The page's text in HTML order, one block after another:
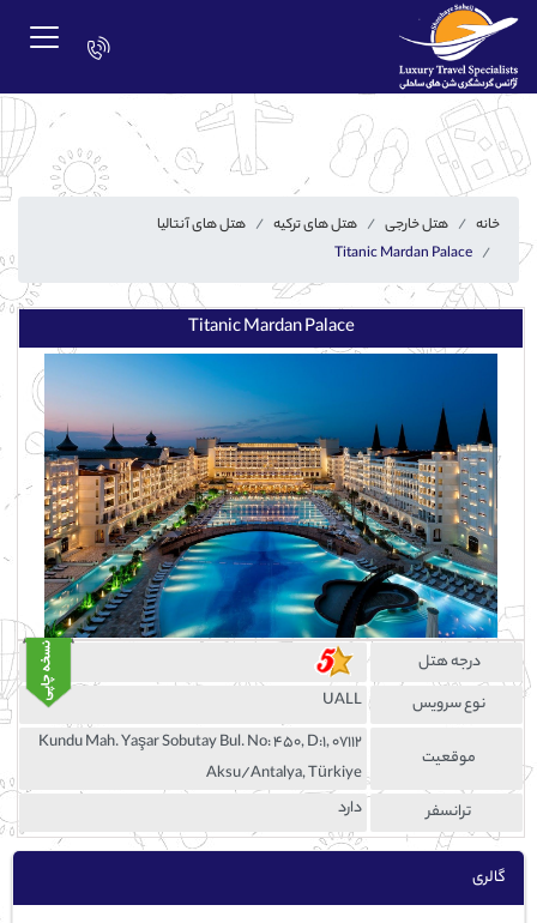
خانه هتل خارجی هتل های ترکیه
هتل های آنتالیا
Titanic Mardan Palace
Titanic Mardan Palace
درجه هتل
نوع سرویس
UALL
موقعيت
Kundu Mah. Yaşar Sobutay Bul. No: 450, D:1, 07112
Aksu/Antalya, Türkiye
ترانسفر
دارد
گالری